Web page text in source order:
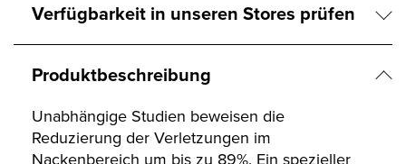
Verfügbarkeit in unseren Stores prüfen
Produktbeschreibung
Unabhängige Studien beweisen die
Reduzierung der Verletzungen im